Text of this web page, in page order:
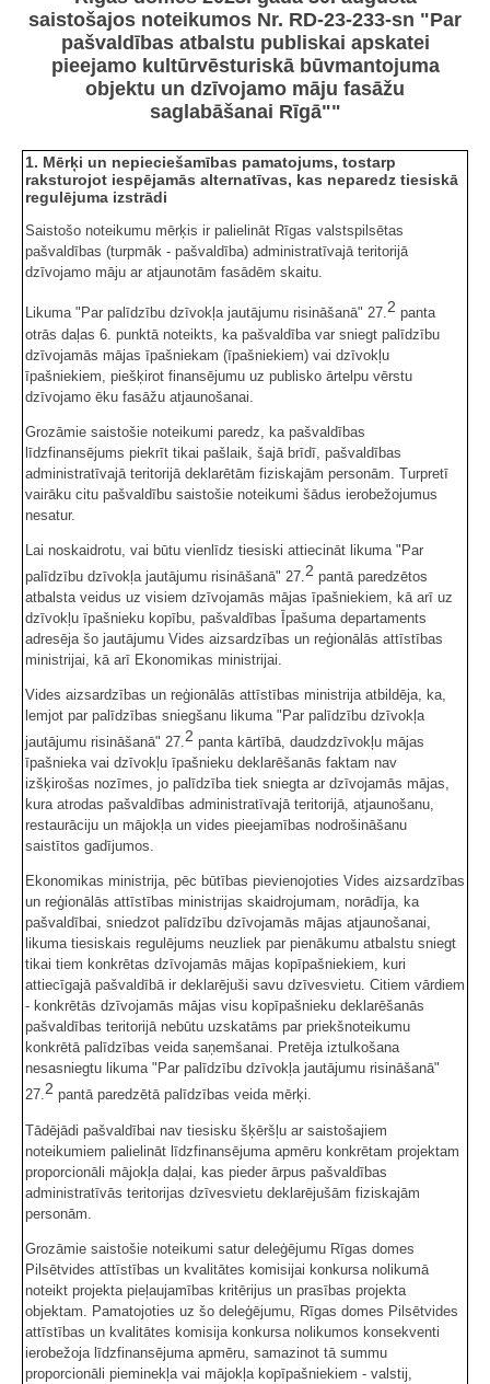
saistošajos noteikumos Nr. RD-23-233-sn "Par
pašvaldības atbalstu publiskai apskatei
pieejamo kultūrvēsturiskā būvmantojuma
objektu un dzīvojamo māju fasāžu
saglabāšanai Rīgā""
1. Mērķi un nepieciešamības pamatojums, tostarp
raksturojot iespējamās alternatīvas, kas neparedz tiesiskā
regulējuma izstrādi
Saistošo noteikumu mērķis ir palielināt Rīgas valstspilsētas
pašvaldības (turpmāk - pašvaldība) administratīvajā teritorijā
dzīvojamo māju ar atjaunotām fasādēm skaitu.
Likuma "Par palīdzību dzīvokļa jautājumu risināšanā" 27.2 panta
otrās daļas 6. punktā noteikts, ka pašvaldība var sniegt palīdzību
dzīvojamās mājas īpašniekam (īpašniekiem) vai dzīvokļu
īpašniekiem, piešķirot finansējumu uz publisko ārtelpu vērstu
dzīvojamo ēku fasāžu atjaunošanai.
Grozāmie saistošie noteikumi paredz, ka pašvaldības
līdzfinansējums piekrīt tikai pašlaik, šajā brīdī, pašvaldības
administratīvajā teritorijā deklarētām fiziskajām personām. Turpretī
vairāku citu pašvaldību saistošie noteikumi šādus ierobežojumus
nesatur.
Lai noskaidrotu, vai būtu vienlīdz tiesiski attiecināt likuma "Par
palīdzību dzīvokļa jautājumu risināšanā" 27. 2 pantā paredzētos
atbalsta veidus uz visiem dzīvojamās mājas īpašniekiem, kā arī uz
dzīvokļu īpašnieku kopību, pašvaldības Īpašuma departaments
adresēja šo jautājumu Vides aizsardzības un reģionālās attīstības
ministrijai, kā arī Ekonomikas ministrijai.
Vides aizsardzības un reģionālās attīstības ministrija atbildēja, ka,
lemjot par palīdzības sniegšanu likuma "Par palīdzību dzīvokļa
jautājumu risināšanā" 27.2 panta kārtībā, daudzdzīvokļu mājas
īpašnieka vai dzīvokļu īpašnieku deklarēšanās faktam nav
izšķirošas nozīmes, jo palīdzība tiek sniegta ar dzīvojamās mājas,
kura atrodas pašvaldības administratīvajā teritorijā, atjaunošanu,
restaurāciju un mājokļa un vides pieejamības nodrošināšanu
saistītos gadījumos.
Ekonomikas ministrija, pēc būtības pievienojoties Vides aizsardzības
un reģionālās attīstības ministrijas skaidrojumam, norādīja, ka
pašvaldībai, sniedzot palīdzību dzīvojamās mājas atjaunošanai,
likuma tiesiskais regulējums neuzliek par pienākumu atbalstu sniegt
tikai tiem konkrētas dzīvojamās mājas kopīpašniekiem, kuri
attiecīgajā pašvaldībā ir deklarējuši savu dzīvesvietu. Citiem vārdiem
- konkrētās dzīvojamās mājas visu kopīpašnieku deklarēšanās
pašvaldības teritorijā nebūtu uzskatāms par priekšnoteikumu
konkrētā palīdzības veida saņemšanai. Pretēja iztulkošana
nesasniegtu likuma "Par palīdzību dzīvokļa jautājumu risināšanā"
27.2 pantā paredzētā palīdzības veida mērķi.
Tādējādi pašvaldībai nav tiesisku šķēršļu ar saistošajiem
noteikumiem palielināt līdzfinansējuma apmēru konkrētam projektam
proporcionāli mājokļa daļai, kas pieder ārpus pašvaldības
administratīvās teritorijas dzīvesvietu deklarējušām fiziskajām
personām.
Grozāmie saistošie noteikumi satur deleģējumu Rīgas domes
Pilsētvides attīstības un kvalitātes komisijai konkursa nolikumā
noteikt projekta pieļaujamības kritērijus un prasības projekta
objektam. Pamatojoties uz šo deleģējumu, Rīgas domes Pilsētvides
attīstības un kvalitātes komisija konkursa nolikumos konsekventi
ierobežoja līdzfinansējuma apmēru, samazinot tā summu
proporcionāli pieminekļa vai mājokļa kopīpašniekiem - valstij,